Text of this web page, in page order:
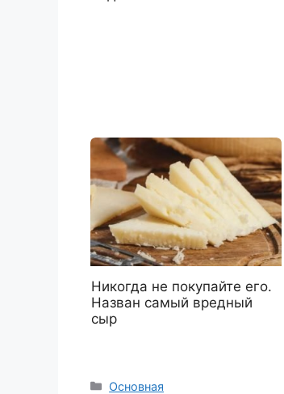
Никогда не покупайте его.
Назван самый вредный
сыр
Рубрики
Основная